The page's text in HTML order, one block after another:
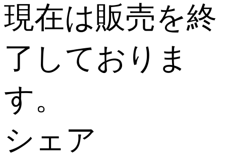
現在は販売を終
了しておりま
す。
シェア